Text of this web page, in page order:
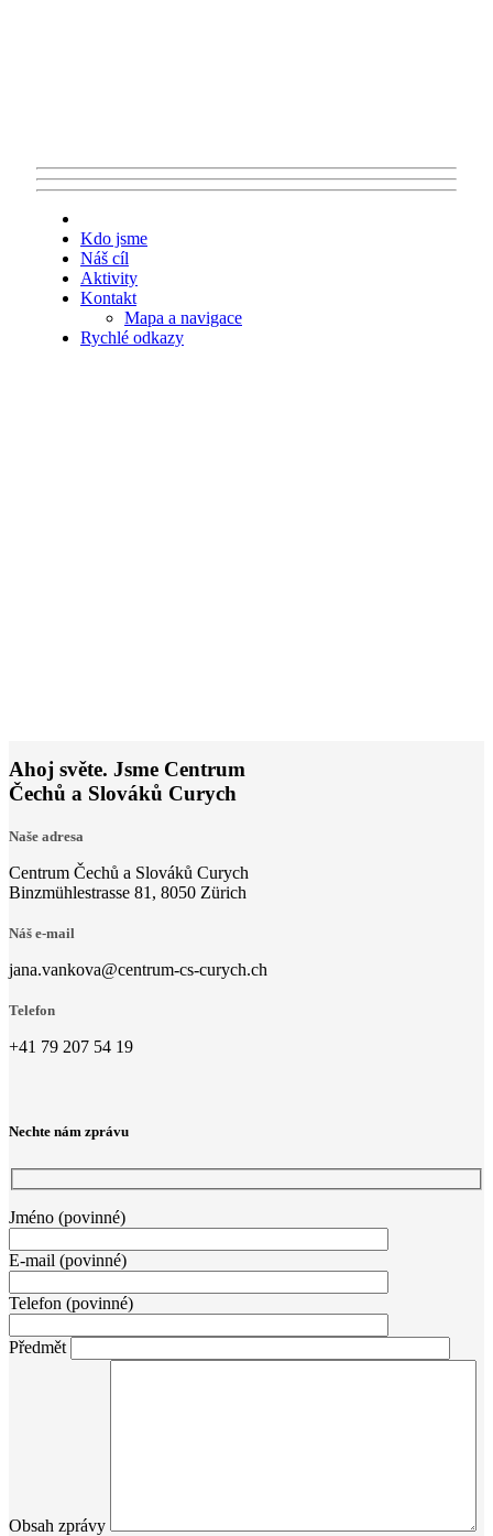
Kdo jsme
Náš cíl
Aktivity
Kontakt
Mapa a navigace
Rychlé odkazy
Ahoj světe. Jsme Centrum
Čechů a Slováků Curych
Naše adresa
Centrum Čechů a Slováků Curych
Binzmühlestrasse 81, 8050 Zürich
Náš e-mail
jana.vankova@centrum-cs-curych.ch
Telefon
+41 79 207 54 19
Nechte nám zprávu
Jméno (povinné)
E-mail (povinné)
Telefon (povinné)
Předmět
Obsah zprávy